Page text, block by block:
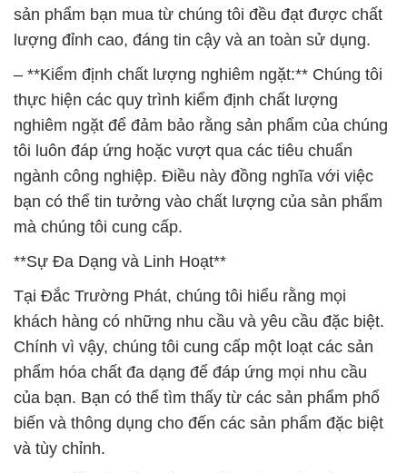
sản phẩm bạn mua từ chúng tôi đều đạt được chất
lượng đỉnh cao, đáng tin cậy và an toàn sử dụng.
– **Kiểm định chất lượng nghiêm ngặt:** Chúng tôi
thực hiện các quy trình kiểm định chất lượng
nghiêm ngặt để đảm bảo rằng sản phẩm của chúng
tôi luôn đáp ứng hoặc vượt qua các tiêu chuẩn
ngành công nghiệp. Điều này đồng nghĩa với việc
bạn có thể tin tưởng vào chất lượng của sản phẩm
mà chúng tôi cung cấp.
**Sự Đa Dạng và Linh Hoạt**
Tại Đắc Trường Phát, chúng tôi hiểu rằng mọi
khách hàng có những nhu cầu và yêu cầu đặc biệt.
Chính vì vậy, chúng tôi cung cấp một loạt các sản
phẩm hóa chất đa dạng để đáp ứng mọi nhu cầu
của bạn. Bạn có thể tìm thấy từ các sản phẩm phổ
biến và thông dụng cho đến các sản phẩm đặc biệt
và tùy chỉnh.